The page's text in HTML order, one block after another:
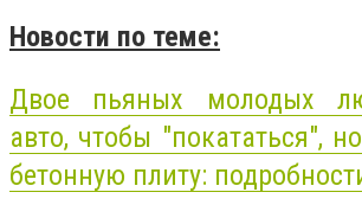
Новости по теме:
Двое пьяных молодых
авто, чтобы "покататься",
бетонную плиту: